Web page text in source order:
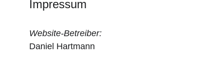
Impressum
Website-Betreiber:
Daniel Hartmann​